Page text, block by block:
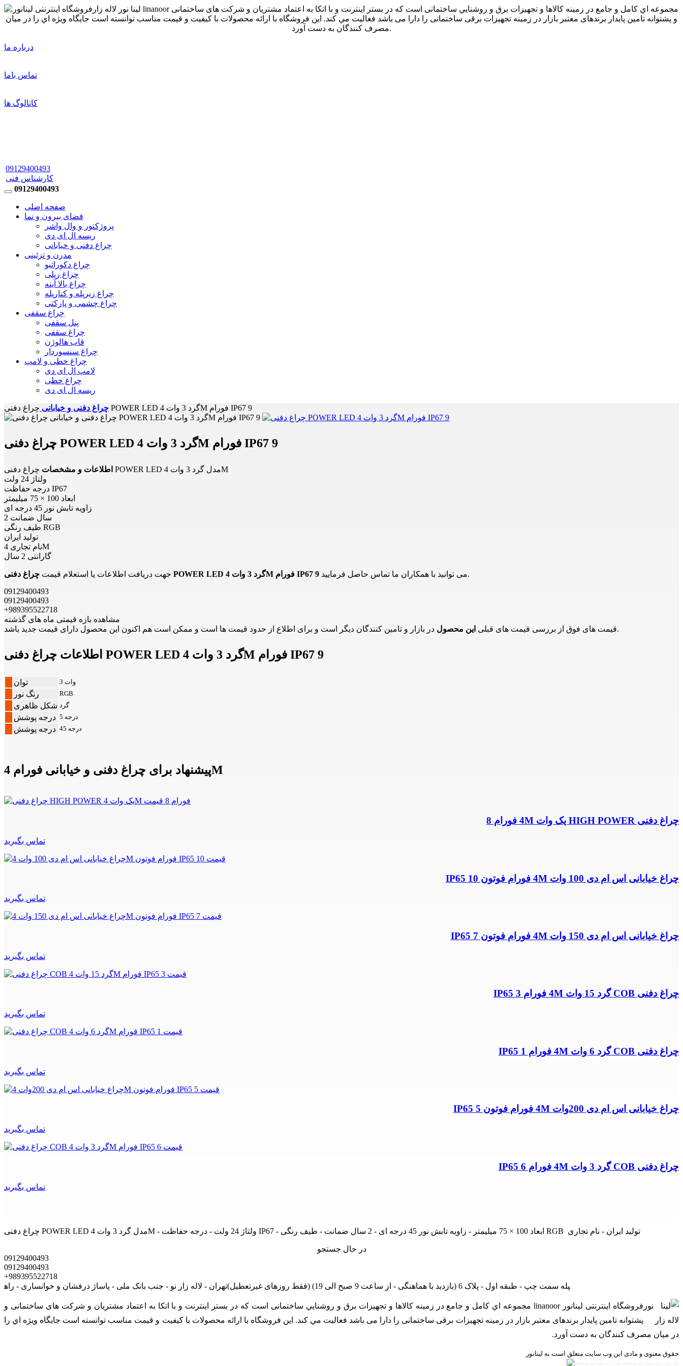
درباره ما
تماس باما
کاتالوگ ها
09129400493
کارشناس فنی
09129400493
صفحه اصلی
فضای بیرون و نما
پروژکتور و وال واشر
ریسه ال ای دی
چراغ دفنی و خیابانی
مدرن و تزئینی
چراغ دکوراتیو
چراغ ریلی
چراغ بالا آینه
چراغ زیرپله و کنارپله
چراغ چشمی و پارکتی
چراغ سقفی
پنل سقفی
چراغ سقفی
قاب هالوژن
چراغ سنسوردار
چراغ خطی و لامپ
لامپ ال ای دی
چراغ خطی
ریسه ال ای دی
چراغ دفنی و خیابانی چراغ دفنی POWER LED گرد 3 وات 4M فورام IP67 9
چراغ دفنی POWER LED گرد 3 وات 4M فورام IP67 9
اطلاعات و مشخصات
چراغ دفنی POWER LED مدل گرد 3 وات 4M
ولتاژ 24 ولت
درجه حفاظت IP67
ابعاد 100 × 75 میلیمتر
زاویه تابش نور 45 درجه ای
2 سال ضمانت
طیف رنگی RGB
تولید ایران
نام تجاری 4M
گارانتی 2 سال
جهت دریافت اطلاعات یا استعلام قیمت چراغ دفنی POWER LED گرد 3 وات 4M فورام IP67 9
می توانید با همکاران ما تماس حاصل فرمایید.
09129400493
09129400493
+989395522718
مشاهده بازه قیمتی ماه های گذشته
قیمت های فوق از بررسی قیمت های قبلی این محصول در بازار و تامین کنندگان دیگر است و برای اطلاع از حدود قیمت ها است و ممکن است هم اکنون این محصول دارای قیمت جدید باشد.
اطلاعات چراغ دفنی POWER LED گرد 3 وات 4M فورام IP67 9
توان 3 وات
رنگ نور RGB
شکل ظاهری گرد
درجه پوشش 5 درجه
درجه پوشش 45 درجه
پیشنهاد برای چراغ دفنی و خیابانی فورام 4M
چراغ دفنی HIGH POWER یک وات 4M فورام 8
تماس بگیرید
چراغ خیابانی اس ام دی 100 وات 4M فورام فوتون IP65 10
تماس بگیرید
چراغ خیابانی اس ام دی 150 وات 4M فورام فوتون IP65 7
تماس بگیرید
چراغ دفنی COB گرد 15 وات 4M فورام IP65 3
تماس بگیرید
چراغ دفنی COB گرد 6 وات 4M فورام IP65 1
تماس بگیرید
چراغ خیابانی اس ام دی 200وات 4M فورام فوتون IP65 5
تماس بگیرید
چراغ دفنی COB گرد 3 وات 4M فورام IP65 6
تماس بگیرید
چراغ دفنی POWER LED مدل گرد 3 وات 4M - ولتاژ 24 ولت - درجه حفاظت IP67 - ابعاد 100 × 75 میلیمتر - زاویه تابش نور 45 درجه ای - 2 سال ضمانت - طیف رنگی RGB تولید ایران - نام تجاری
در حال جستجو
09129400493
09129400493
+989395522718
تهران - لاله زار نو - جنب بانک ملی - پاساژ درفشان و خوانساری - راه‎پله سمت چپ - طبقه اول - پلاک 6 (بازدید با هماهنگی - از ساعت 9 صبح الی 19) (فقط روزهای غیرتعطیل)
فروشگاه اینترنتی لینانور linanoor مجموعه اي کامل و جامع در زمينه کالاها و تجهيزات برق و روشنايي ساختمانی است که در بستر اينترنت و با اتکا به اعتماد مشتریان و شرکت های ساختمانی و
پشتوانه تامین پایدار برندهای معتبر بازار در زمینه تجهیزات برقی ساختمانی را دارا می باشد فعالیت مي کند. اين فروشگاه با ارائه محصولات با کيفيت و قيمت مناسب توانسته است جايگاه ويژه اي را
در ميان مصرف کنندگان به دست آورد.
حقوق معنوی و مادی این وب سایت متعلق است به لینانور